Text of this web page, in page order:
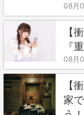
08月
【
『
08月
【
家